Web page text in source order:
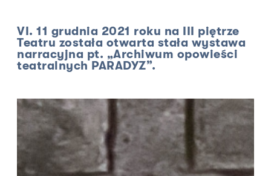
VI. 11 grudnia 2021 roku na III piętrze
Teatru została otwarta stała wystawa
narracyjna pt. „Archiwum opowieści
teatralnych PARADYZ”.